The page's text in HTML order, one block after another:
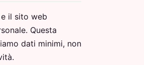
il sito web
Questa
dati minimi, non